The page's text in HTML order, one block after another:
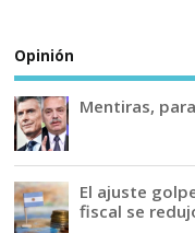
Opinión
Mentiras,
El ajuste
fiscal se